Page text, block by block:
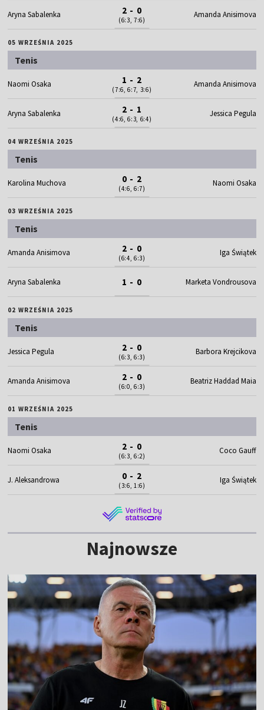
Aryna Sabalenka 2 - 0
(6:3, 7:6)
Amanda Anisimova
05 WRZEŚNIA 2025
Tenis
Naomi Osaka 1 - 2
(7:6, 6:7, 3:6)
Amanda Anisimova
Aryna Sabalenka 2 - 1
(4:6, 6:3, 6:4)
Jessica Pegula
04 WRZEŚNIA 2025
Tenis
Karolina Muchova 0 - 2
(4:6, 6:7)
Naomi Osaka
03 WRZEŚNIA 2025
Tenis
Amanda Anisimova 2 - 0
(6:4, 6:3)
Iga Świątek
Aryna Sabalenka 1 - 0 Marketa Vondrousova
02 WRZEŚNIA 2025
Tenis
Jessica Pegula 2 - 0
(6:3, 6:3)
Barbora Krejcikova
Amanda Anisimova 2 - 0
(6:0, 6:3)
Beatriz Haddad Maia
01 WRZEŚNIA 2025
Tenis
Naomi Osaka 2 - 0
(6:3, 6:2)
Coco Gauff
J. Aleksandrowa 0 - 2
(3:6, 1:6)
Iga Świątek
Najnowsze